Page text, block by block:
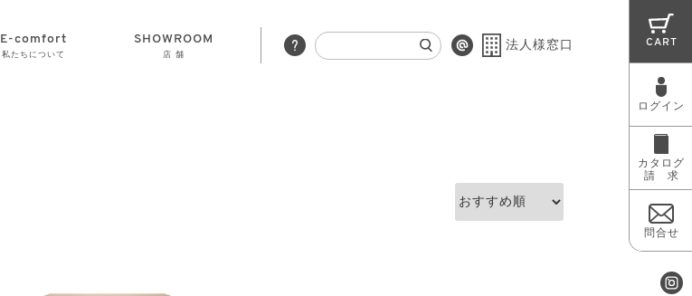
E-comfort
私たちについて
SHOWROOM
店 舗
法人様窓口 CART
ログイン
カタログ
請 求
問合せ